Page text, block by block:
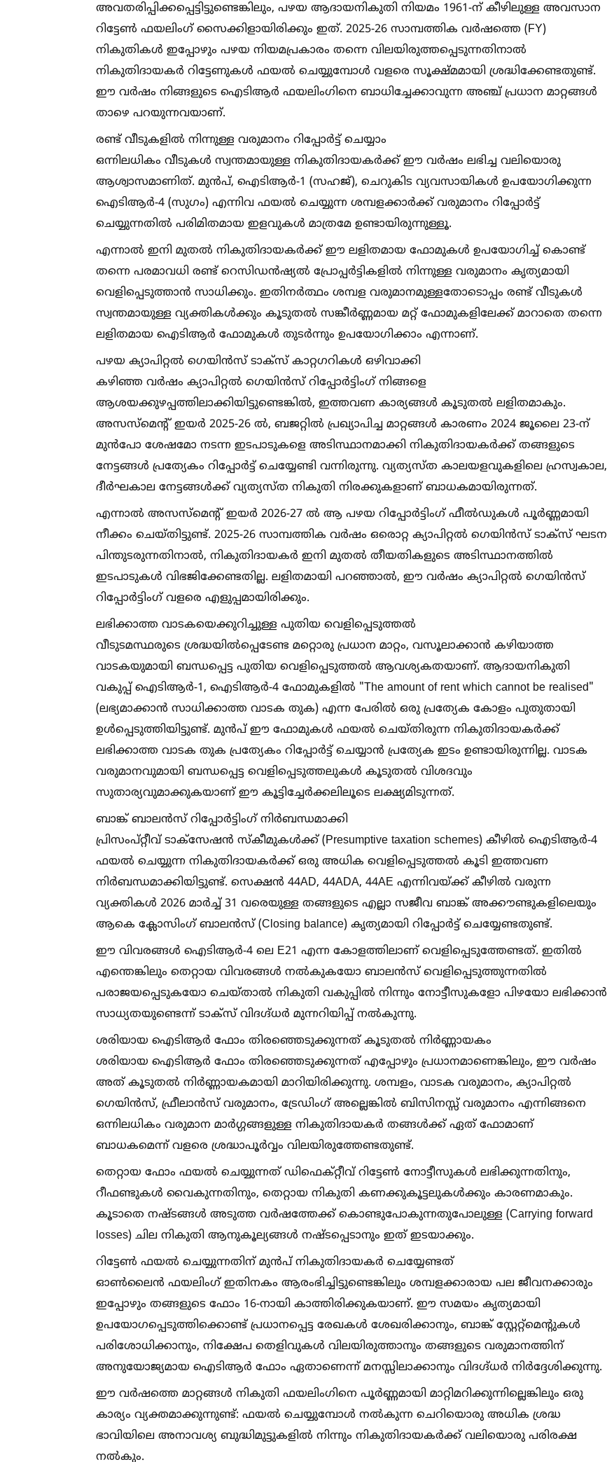
അവതരിപ്പിക്കപ്പെട്ടിട്ടുണ്ടെങ്കിലും, പഴയ ആദായനികുതി നിയമം 1961-ന് കീഴിലുള്ള അവസാന
റിട്ടേണ്‍ ഫയലിംഗ് സൈക്കിളായിരിക്കും ഇത്. 2025-26 സാമ്പത്തിക വർഷത്തെ (FY)
നികുതികള്‍ ഇപ്പോഴും പഴയ നിയമപ്രകാരം തന്നെ വിലയിരുത്തപ്പെടുന്നതിനാല്‍
നികുതിദായകർ റിട്ടേണുകള്‍ ഫയല്‍ ചെയ്യുമ്പോള്‍ വളരെ സൂക്ഷ്മമായി ശ്രദ്ധിക്കേണ്ടതുണ്ട്.
ഈ വർഷം നിങ്ങളുടെ ഐടിആർ ഫയലിംഗിനെ ബാധിച്ചേക്കാവുന്ന അഞ്ച് പ്രധാന മാറ്റങ്ങള്‍
താഴെ പറയുന്നവയാണ്.
രണ്ട് വീടുകളില്‍ നിന്നുള്ള വരുമാനം റിപ്പോർട്ട് ചെയ്യാം
ഒന്നിലധികം വീടുകള്‍ സ്വന്തമായുള്ള നികുതിദായകർക്ക് ഈ വർഷം ലഭിച്ച വലിയൊരു
ആശ്വാസമാണിത്. മുൻപ്, ഐടിആർ-1 (സഹജ്), ചെറുകിട വ്യവസായികള്‍ ഉപയോഗിക്കുന്ന
ഐടിആർ-4 (സുഗം) എന്നിവ ഫയല്‍ ചെയ്യുന്ന ശമ്പളക്കാർക്ക് വരുമാനം റിപ്പോർട്ട്
ചെയ്യുന്നതില്‍ പരിമിതമായ ഇളവുകള്‍ മാത്രമേ ഉണ്ടായിരുന്നുള്ളൂ.
എന്നാല്‍ ഇനി മുതല്‍ നികുതിദായകർക്ക് ഈ ലളിതമായ ഫോമുകള്‍ ഉപയോഗിച്ച്‌ കൊണ്ട്
തന്നെ പരമാവധി രണ്ട് റെസിഡൻഷ്യല്‍ പ്രോപ്പർട്ടികളില്‍ നിന്നുള്ള വരുമാനം കൃത്യമായി
വെളിപ്പെടുത്താൻ സാധിക്കും. ഇതിനർത്ഥം ശമ്പള വരുമാനമുള്ളതോടൊപ്പം രണ്ട് വീടുകള്‍
സ്വന്തമായുള്ള വ്യക്തികള്‍ക്കും കൂടുതല്‍ സങ്കീർണ്ണമായ മറ്റ് ഫോമുകളിലേക്ക് മാറാതെ തന്നെ
ലളിതമായ ഐടിആർ ഫോമുകള്‍ തുടർന്നും ഉപയോഗിക്കാം എന്നാണ്.
പഴയ ക്യാപിറ്റല്‍ ഗെയിൻസ് ടാക്സ് കാറ്റഗറികള്‍ ഒഴിവാക്കി
കഴിഞ്ഞ വർഷം ക്യാപിറ്റല്‍ ഗെയിൻസ് റിപ്പോർട്ടിംഗ് നിങ്ങളെ
ആശയക്കുഴപ്പത്തിലാക്കിയിട്ടുണ്ടെങ്കില്‍, ഇത്തവണ കാര്യങ്ങള്‍ കൂടുതല്‍ ലളിതമാകും.
അസസ്‌മെന്റ് ഇയർ 2025-26 ല്‍, ബജറ്റില്‍ പ്രഖ്യാപിച്ച മാറ്റങ്ങള്‍ കാരണം 2024 ജൂലൈ 23-ന്
മുൻപോ ശേഷമോ നടന്ന ഇടപാടുകളെ അടിസ്ഥാനമാക്കി നികുതിദായകർക്ക് തങ്ങളുടെ
നേട്ടങ്ങള്‍ പ്രത്യേകം റിപ്പോർട്ട് ചെയ്യേണ്ടി വന്നിരുന്നു. വ്യത്യസ്ത കാലയളവുകളിലെ ഹ്രസ്വകാല,
ദീർഘകാല നേട്ടങ്ങള്‍ക്ക് വ്യത്യസ്ത നികുതി നിരക്കുകളാണ് ബാധകമായിരുന്നത്.
എന്നാല്‍ അസസ്‌മെന്റ് ഇയർ 2026-27 ല്‍ ആ പഴയ റിപ്പോർട്ടിംഗ് ഫീല്‍ഡുകള്‍ പൂർണ്ണമായി
നീക്കം ചെയ്തിട്ടുണ്ട്. 2025-26 സാമ്പത്തിക വർഷം ഒരൊറ്റ ക്യാപിറ്റല്‍ ഗെയിൻസ് ടാക്സ് ഘടന
പിന്തുടരുന്നതിനാല്‍, നികുതിദായകർ ഇനി മുതല്‍ തീയതികളുടെ അടിസ്ഥാനത്തില്‍
ഇടപാടുകള്‍ വിഭജിക്കേണ്ടതില്ല. ലളിതമായി പറഞ്ഞാല്‍, ഈ വർഷം ക്യാപിറ്റല്‍ ഗെയിൻസ്
റിപ്പോർട്ടിംഗ് വളരെ എളുപ്പമായിരിക്കും.
ലഭിക്കാത്ത വാടകയെക്കുറിച്ചുള്ള പുതിയ വെളിപ്പെടുത്തല്‍
വീടുടമസ്ഥരുടെ ശ്രദ്ധയില്‍പ്പെടേണ്ട മറ്റൊരു പ്രധാന മാറ്റം, വസൂലാക്കാൻ കഴിയാത്ത
വാടകയുമായി ബന്ധപ്പെട്ട പുതിയ വെളിപ്പെടുത്തല്‍ ആവശ്യകതയാണ്. ആദായനികുതി
വകുപ്പ് ഐടിആർ-1, ഐടിആർ-4 ഫോമുകളില്‍ "The amount of rent which cannot be realised"
(ലഭ്യമാക്കാൻ സാധിക്കാത്ത വാടക തുക) എന്ന പേരില്‍ ഒരു പ്രത്യേക കോളം പുതുതായി
ഉള്‍പ്പെടുത്തിയിട്ടുണ്ട്. മുൻപ് ഈ ഫോമുകള്‍ ഫയല്‍ ചെയ്തിരുന്ന നികുതിദായകർക്ക്
ലഭിക്കാത്ത വാടക തുക പ്രത്യേകം റിപ്പോർട്ട് ചെയ്യാൻ പ്രത്യേക ഇടം ഉണ്ടായിരുന്നില്ല. വാടക
വരുമാനവുമായി ബന്ധപ്പെട്ട വെളിപ്പെടുത്തലുകള്‍ കൂടുതല്‍ വിശദവും
സുതാര്യവുമാക്കുകയാണ് ഈ കൂട്ടിച്ചേർക്കലിലൂടെ ലക്ഷ്യമിടുന്നത്.
ബാങ്ക് ബാലൻസ് റിപ്പോർട്ടിംഗ് നിർബന്ധമാക്കി
പ്രിസംപ്റ്റീവ് ടാക്സേഷൻ സ്കീമുകള്‍ക്ക് (Presumptive taxation schemes) കീഴില്‍ ഐടിആർ-4
ഫയല്‍ ചെയ്യുന്ന നികുതിദായകർക്ക് ഒരു അധിക വെളിപ്പെടുത്തല്‍ കൂടി ഇത്തവണ
നിർബന്ധമാക്കിയിട്ടുണ്ട്. സെക്ഷൻ 44AD, 44ADA, 44AE എന്നിവയ്ക്ക് കീഴില്‍ വരുന്ന
വ്യക്തികള്‍ 2026 മാർച്ച്‌ 31 വരെയുള്ള തങ്ങളുടെ എല്ലാ സജീവ ബാങ്ക് അക്കൗണ്ടുകളിലെയും
ആകെ ക്ലോസിംഗ് ബാലൻസ് (Closing balance) കൃത്യമായി റിപ്പോർട്ട് ചെയ്യേണ്ടതുണ്ട്.
ഈ വിവരങ്ങള്‍ ഐടിആർ-4 ലെ E21 എന്ന കോളത്തിലാണ് വെളിപ്പെടുത്തേണ്ടത്. ഇതില്‍
എന്തെങ്കിലും തെറ്റായ വിവരങ്ങള്‍ നല്‍കുകയോ ബാലൻസ് വെളിപ്പെടുത്തുന്നതില്‍
പരാജയപ്പെടുകയോ ചെയ്താല്‍ നികുതി വകുപ്പില്‍ നിന്നും നോട്ടീസുകളോ പിഴയോ ലഭിക്കാൻ
സാധ്യതയുണ്ടെന്ന് ടാക്സ് വിദഗ്ദ്ധർ മുന്നറിയിപ്പ് നല്‍കുന്നു.
ശരിയായ ഐടിആർ ഫോം തിരഞ്ഞെടുക്കുന്നത് കൂടുതല്‍ നിർണ്ണായകം
ശരിയായ ഐടിആർ ഫോം തിരഞ്ഞെടുക്കുന്നത് എപ്പോഴും പ്രധാനമാണെങ്കിലും, ഈ വർഷം
അത് കൂടുതല്‍ നിർണ്ണായകമായി മാറിയിരിക്കുന്നു. ശമ്പളം, വാടക വരുമാനം, ക്യാപിറ്റല്‍
ഗെയിൻസ്, ഫ്രീലാൻസ് വരുമാനം, ട്രേഡിംഗ് അല്ലെങ്കില്‍ ബിസിനസ്സ് വരുമാനം എന്നിങ്ങനെ
ഒന്നിലധികം വരുമാന മാർഗ്ഗങ്ങളുള്ള നികുതിദായകർ തങ്ങള്‍ക്ക് ഏത് ഫോമാണ്
ബാധകമെന്ന് വളരെ ശ്രദ്ധാപൂർവ്വം വിലയിരുത്തേണ്ടതുണ്ട്.
തെറ്റായ ഫോം ഫയല്‍ ചെയ്യുന്നത് ഡിഫെക്റ്റീവ് റിട്ടേണ്‍ നോട്ടീസുകള്‍ ലഭിക്കുന്നതിനും,
റീഫണ്ടുകള്‍ വൈകുന്നതിനും, തെറ്റായ നികുതി കണക്കുകൂട്ടലുകള്‍ക്കും കാരണമാകും.
കൂടാതെ നഷ്ടങ്ങള്‍ അടുത്ത വർഷത്തേക്ക് കൊണ്ടുപോകുന്നതുപോലുള്ള (Carrying forward
losses) ചില നികുതി ആനുകൂല്യങ്ങള്‍ നഷ്ടപ്പെടാനും ഇത് ഇടയാക്കും.
റിട്ടേണ്‍ ഫയല്‍ ചെയ്യുന്നതിന് മുൻപ് നികുതിദായകർ ചെയ്യേണ്ടത്
ഓണ്‍ലൈൻ ഫയലിംഗ് ഇതിനകം ആരംഭിച്ചിട്ടുണ്ടെങ്കിലും ശമ്പളക്കാരായ പല ജീവനക്കാരും
ഇപ്പോഴും തങ്ങളുടെ ഫോം 16-നായി കാത്തിരിക്കുകയാണ്. ഈ സമയം കൃത്യമായി
ഉപയോഗപ്പെടുത്തിക്കൊണ്ട് പ്രധാനപ്പെട്ട രേഖകള്‍ ശേഖരിക്കാനും, ബാങ്ക് സ്റ്റേറ്റ്‌മെന്റുകള്‍
പരിശോധിക്കാനും, നിക്ഷേപ തെളിവുകള്‍ വിലയിരുത്താനും തങ്ങളുടെ വരുമാനത്തിന്
അനുയോജ്യമായ ഐടിആർ ഫോം ഏതാണെന്ന് മനസ്സിലാക്കാനും വിദഗ്ദ്ധർ നിർദ്ദേശിക്കുന്നു.
ഈ വർഷത്തെ മാറ്റങ്ങള്‍ നികുതി ഫയലിംഗിനെ പൂർണ്ണമായി മാറ്റിമറിക്കുന്നില്ലെങ്കിലും ഒരു
കാര്യം വ്യക്തമാക്കുന്നുണ്ട്: ഫയല്‍ ചെയ്യുമ്പോള്‍ നല്‍കുന്ന ചെറിയൊരു അധിക ശ്രദ്ധ
ഭാവിയിലെ അനാവശ്യ ബുദ്ധിമുട്ടുകളില്‍ നിന്നും നികുതിദായകർക്ക് വലിയൊരു പരിരക്ഷ
നല്‍കും.